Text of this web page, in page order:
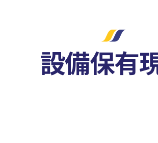
設備保有